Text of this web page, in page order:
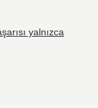
yalnızca